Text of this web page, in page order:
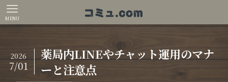
MENU
薬局内LINEやチャット運用のマナ
ーと注意点
2026
7/01